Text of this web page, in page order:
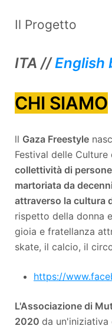
Il Progetto
ITA //English
CHI SIAMO
ll Gaza Freestyle
Festival delle
collettività di
martoriata da
attraverso la cultura
rispetto della donna
gioia e fratellanza
skate, il calcio, il
https://
L'Associazione di
2020 da